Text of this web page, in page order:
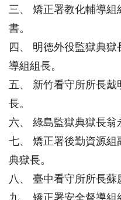
三、 矯正署教化輔導
書。
四、 明德外役監獄典
導組組長。
五、 新竹看守所所長
長。
六、 綠島監獄典獄長翁
七、 矯正署後勤資源
典獄長。
八、 臺中看守所所長蘇
九、 矯正署安全督導